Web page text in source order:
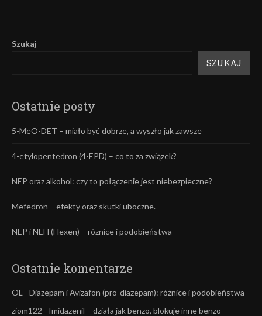
Szukaj
SZUKAJ
Ostatnie posty
5-MeO-DET – miało być dobrze, a wyszło jak zawsze
4-etylopentedron (4-EPD) – co to za związek?
NEP oraz alkohol: czy to połączenie jest niebezpieczne?
Mefedron – efekty oraz skutki uboczne.
NEP i NEH (Hexen) – róznice i podobieństwa
Ostatnie komentarze
OL - Diazepam i Avizafon (pro-diazepam): różnice i podobieństwa
ziom122 - Imidazenil – działa jak benzo, blokuje inne benzo